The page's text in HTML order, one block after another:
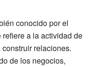
conocido por el
refiere a la actividad de
relaciones.
de los negocios,